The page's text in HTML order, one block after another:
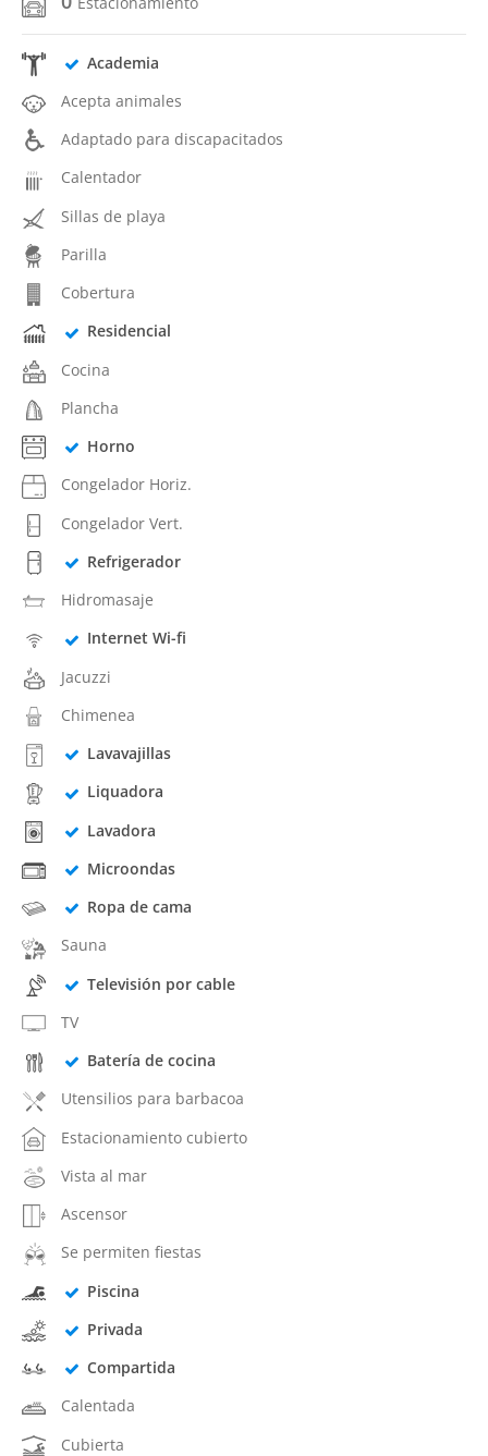
Academia
Acepta animales
Adaptado para discapacitados
Calentador
Sillas de playa
Parilla
Cobertura
Residencial
Cocina
Plancha
Horno
Congelador Horiz.
Congelador Vert.
Refrigerador
Hidromasaje
Internet Wi-fi
Jacuzzi
Chimenea
Lavavajillas
Liquadora
Lavadora
Microondas
Ropa de cama
Sauna
Televisión por cable
TV
Batería de cocina
Utensilios para barbacoa
Estacionamiento cubierto
Vista al mar
Ascensor
Se permiten fiestas
Piscina
Privada
Compartida
Calentada
Cubierta